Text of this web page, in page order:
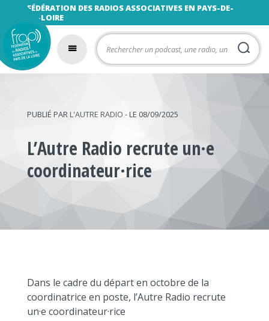
FÉDÉRATION DES RADIOS ASSOCIATIVES EN PAYS-DE-
LA-LOIRE
PUBLIÉ PAR L'AUTRE RADIO - LE 08/09/2025
L’Autre Radio recrute un·e
coordinateur·rice
Dans le cadre du départ en octobre de la
coordinatrice en poste, l’Autre Radio recrute
un·e coordinateur·rice